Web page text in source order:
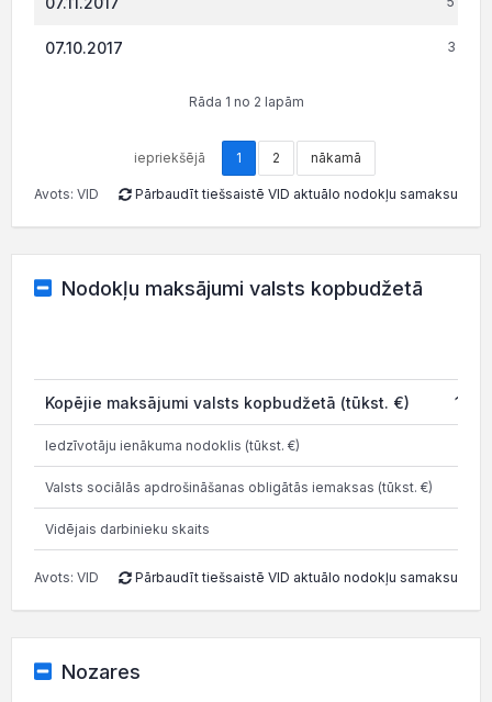
07.10.2017 3
Rāda 1 no 2 lapām
iepriekšējā 1 2 nākamā
Avots: VID Pārbaudīt tiešsaistē VID aktuālo nodokļu samaksu
Nodokļu maksājumi valsts kopbudžetā
Kopējie maksājumi valsts kopbudžetā (tūkst. €)
Iedzīvotāju ienākuma nodoklis (tūkst. €)
Valsts sociālās apdrošināšanas obligātās iemaksas (tūkst. €)
Vidējais darbinieku skaits
Avots: VID Pārbaudīt tiešsaistē VID aktuālo nodokļu samaksu
Nozares